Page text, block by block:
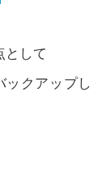
として
ックアップし